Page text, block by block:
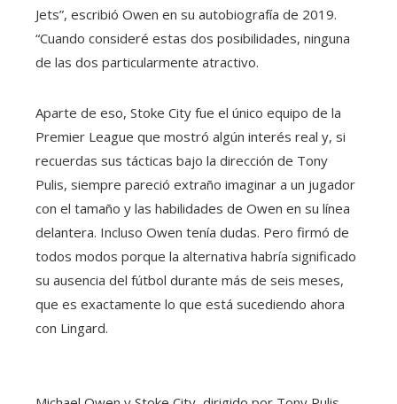
Jets”, escribió Owen en su autobiografía de 2019.
“Cuando consideré estas dos posibilidades, ninguna
de las dos particularmente atractivo.
Aparte de eso, Stoke City fue el único equipo de la
Premier League que mostró algún interés real y, si
recuerdas sus tácticas bajo la dirección de Tony
Pulis, siempre pareció extraño imaginar a un jugador
con el tamaño y las habilidades de Owen en su línea
delantera. Incluso Owen tenía dudas. Pero firmó de
todos modos porque la alternativa habría significado
su ausencia del fútbol durante más de seis meses,
que es exactamente lo que está sucediendo ahora
con Lingard.